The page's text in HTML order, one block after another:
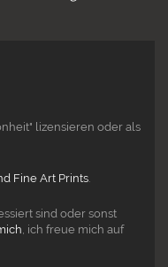
lizensieren oder als
Fine Art Prints.
sind oder sonst
, ich freue mich auf